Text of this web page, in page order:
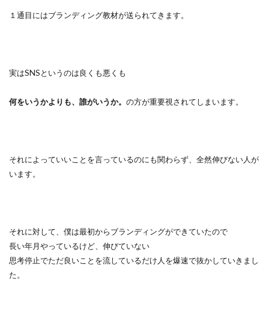
１通目にはブランディング教材が送られてきます。
実はSNSというのは良くも悪くも
何をいうかよりも、誰がいうか。 の方が重要視されてしまいます。
それによっていいことを言っているのにも関わらず、全然伸びない人が
います。
それに対して、僕は最初からブランディングができていたので
長い年月やっているけど、伸びていない
思考停止でただ良いことを流しているだけ人を爆速で抜かしていきまし
た。